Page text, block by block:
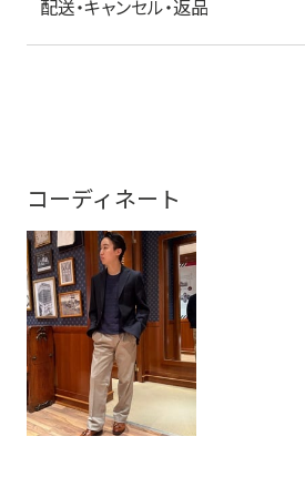
配送・キャンセル・返品
コーディネート